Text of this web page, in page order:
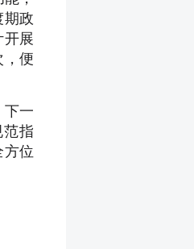
期政
开展
便
下一
指
方位